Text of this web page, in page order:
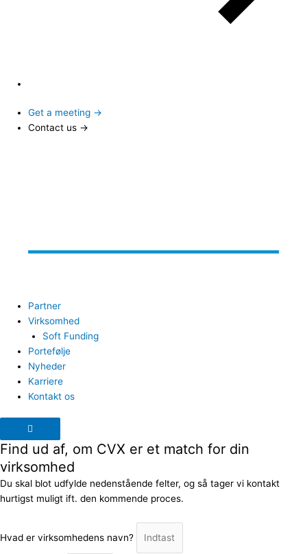
Get a meeting →
Contact us →
Partner
Virksomhed
Soft Funding
Portefølje
Nyheder
Karriere
Kontakt os
Humberger Toggle Menu
Find ud af, om CVX er et match for din
virksomhed
Du skal blot udfylde nedenstående felter, og så tager vi kontakt
hurtigst muligt ift. den kommende proces.
Hvad er virksomhedens navn?